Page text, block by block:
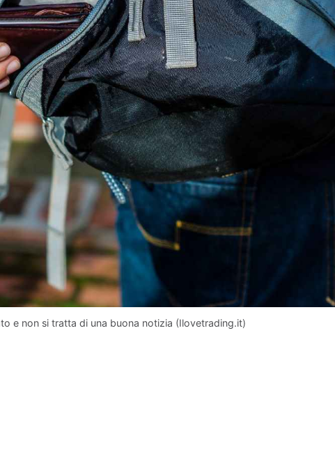
e non si tratta di una buona notizia (Ilovetrading.it)